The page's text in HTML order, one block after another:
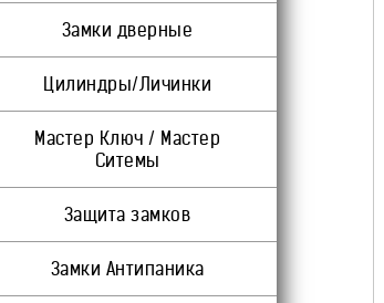
Замки дверные
Цилиндры/Личинки
Мастер Ключ / Мастер
Ситемы
Защита замков
Замки Антипаника